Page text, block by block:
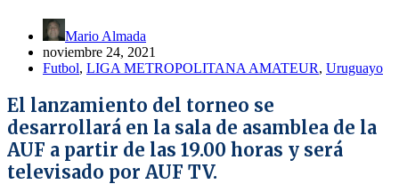
Mario Almada
noviembre 24, 2021
Futbol, LIGA METROPOLITANA AMATEUR, Uruguayo
El lanzamiento del torneo se
desarrollará en la sala de asamblea de la
AUF a partir de las 19.00 horas y será
televisado por AUF TV.